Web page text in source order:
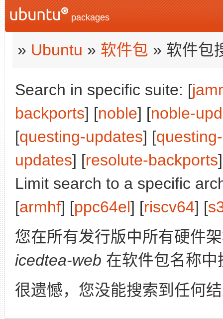
packages
» Ubuntu » 软件包 » 软件包
Search in specific suite: [
backports] [noble] [noble-
[questing-updates] [
updates] [resolute-backports
Limit search to a specific
[armhf] [ppc64el] [riscv64] [
您在所有发行版中所有硬件
icedtea-web 在软件包名称
很遗憾，您没能搜索到任何